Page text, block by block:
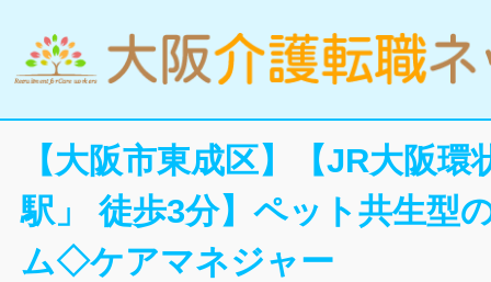
【大阪市東成区】【JR大阪
駅」 徒歩3分】ペット共生型
ム◇ケアマネジャー